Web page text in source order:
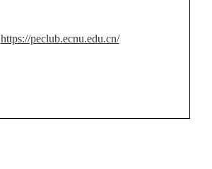
https://peclub.ecnu.edu.cn/